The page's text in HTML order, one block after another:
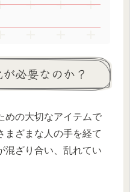
必要なのか？
めの大切なアイテムで
まざまな人の手を経て
混ざり合い、乱れてい